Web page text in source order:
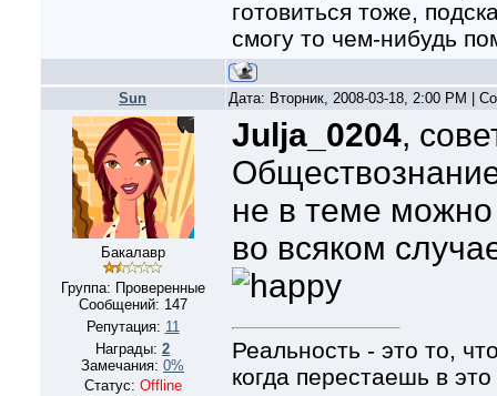
готовиться тоже,
смогу то чем-нибудь
Sun Дата: Вторник, 2008-03-18, 2:00 PM |
Бакалавр
Группа: Проверенные
Сообщений: 147
Репутация: 11
Награды: 2
Замечания: 0%
Статус: Offline
Julja_0204,
не в теме можно
во всяком
Реальность - это то,
когда перестаешь в